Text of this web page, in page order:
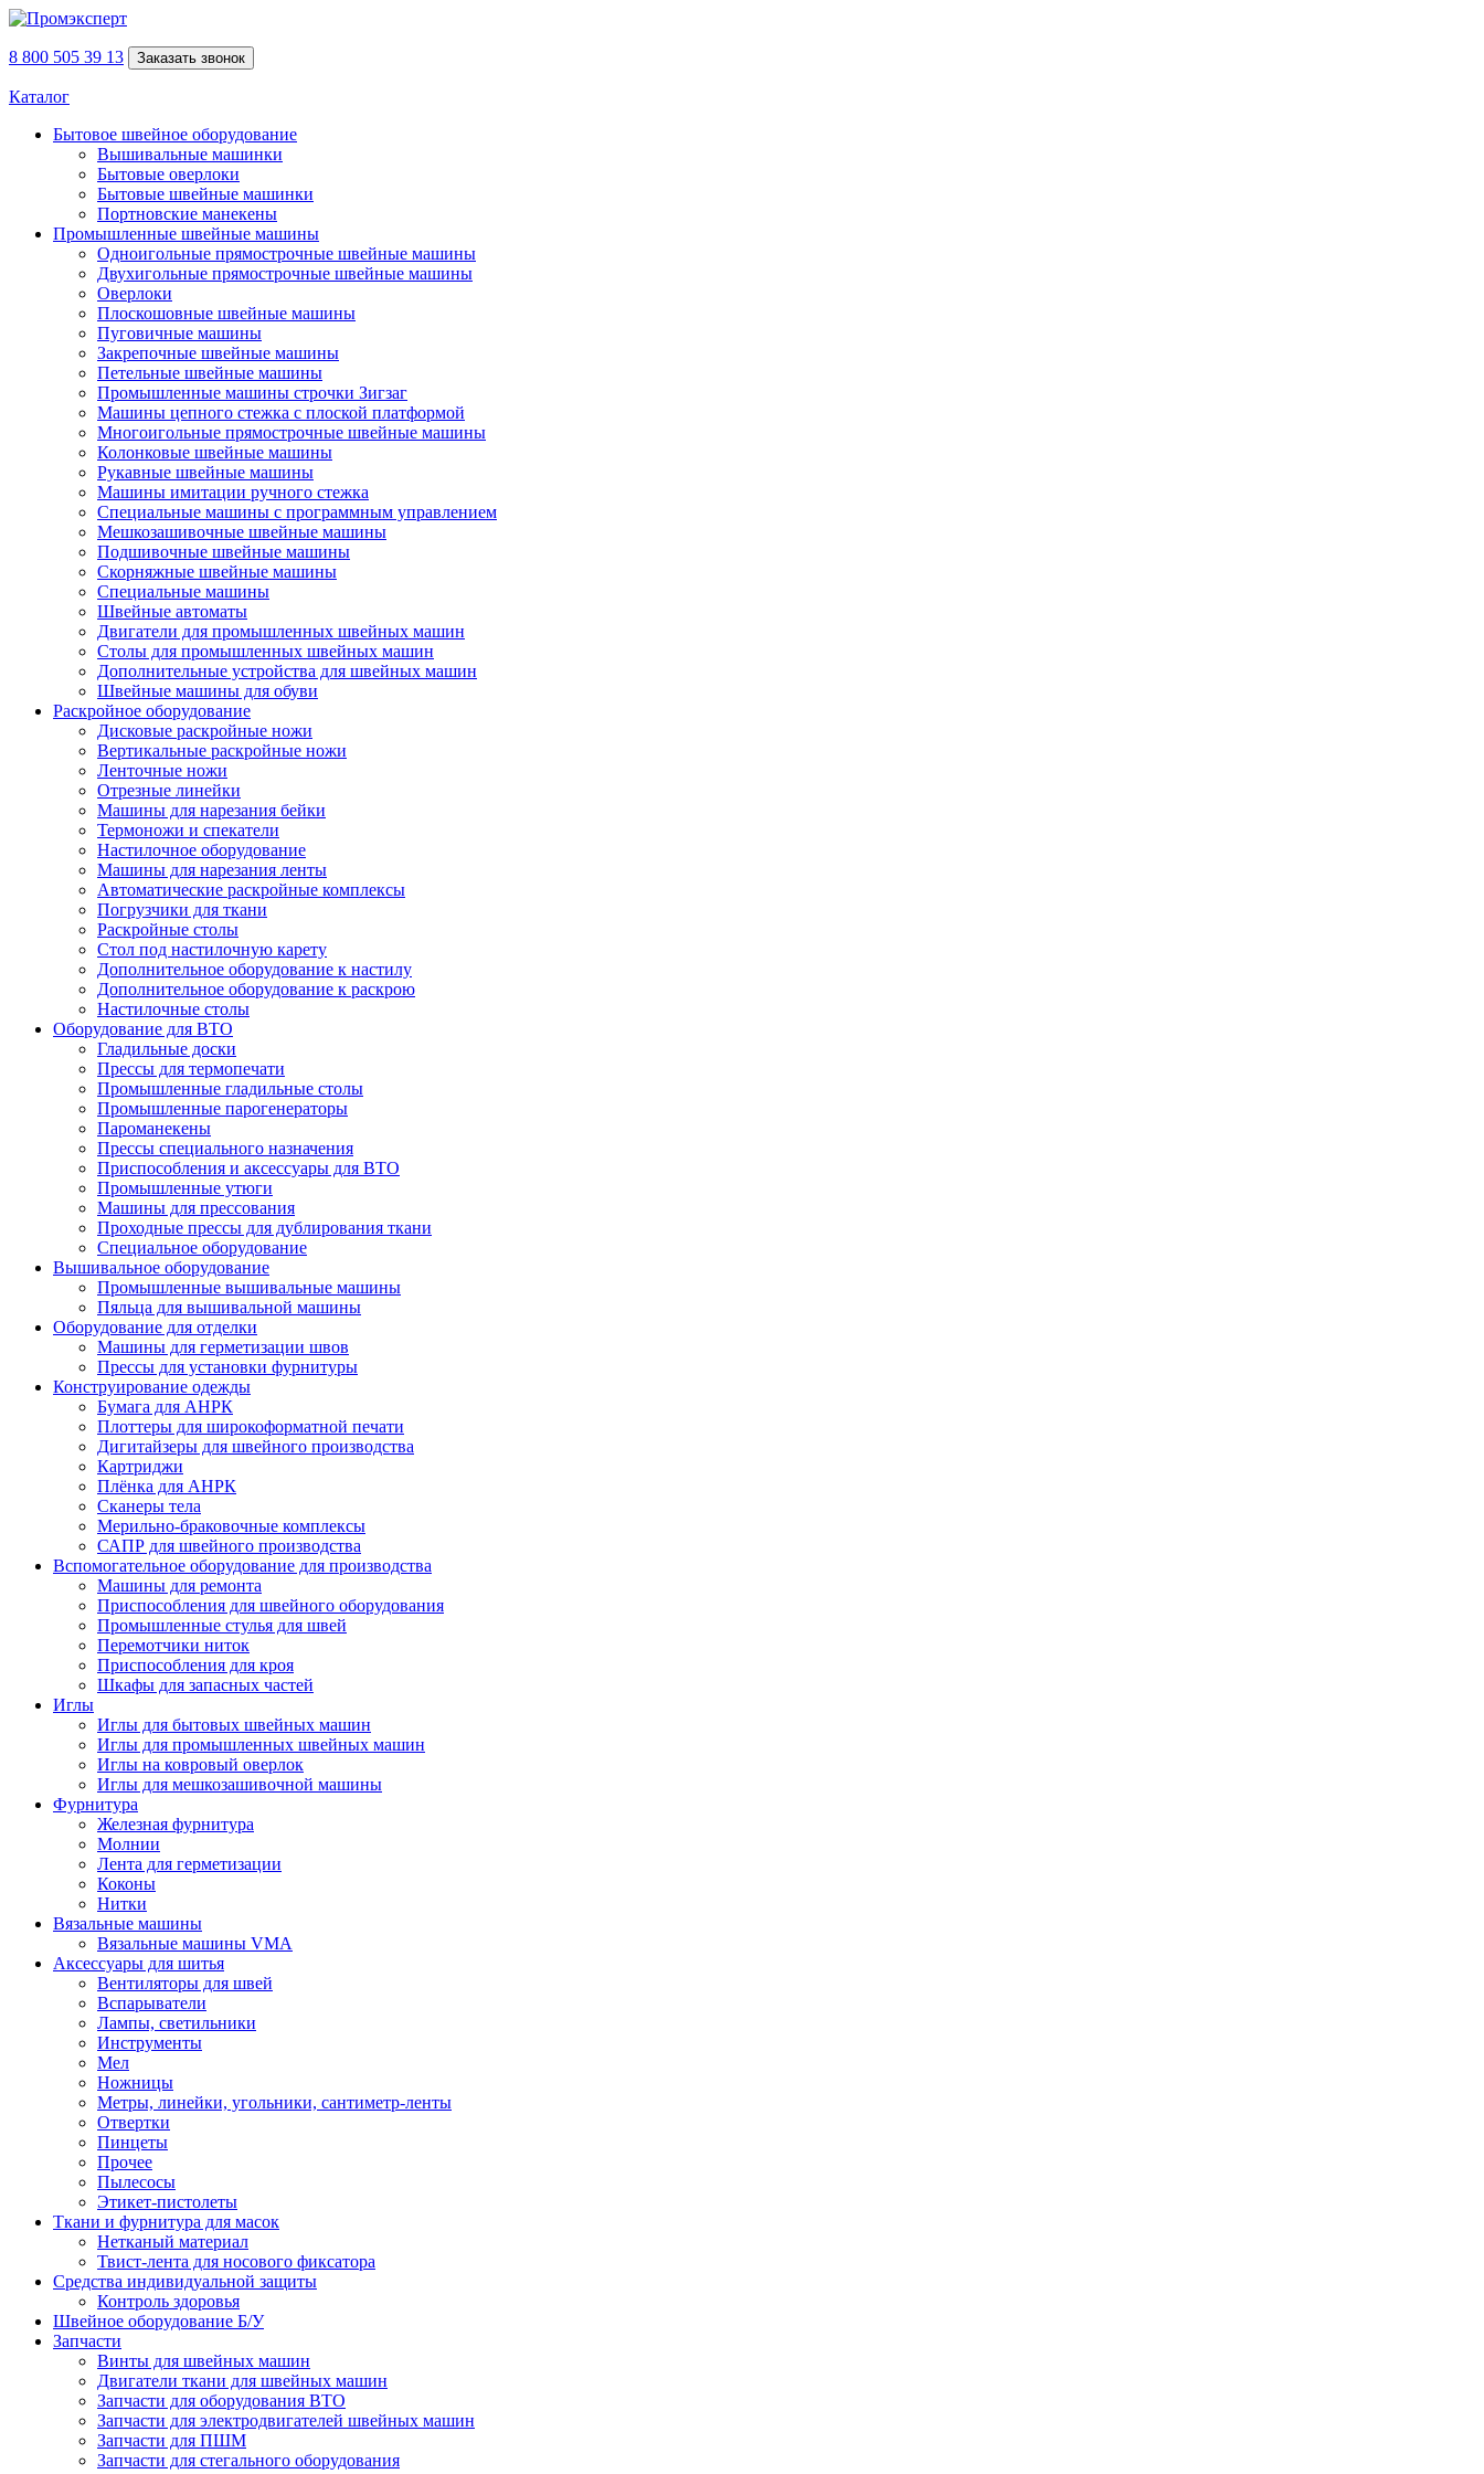
8 800 505 39 13 Заказать звонок
Каталог
Бытовое швейное оборудование
Вышивальные машинки
Бытовые оверлоки
Бытовые швейные машинки
Портновские манекены
Промышленные швейные машины
Одноигольные прямострочные швейные машины
Двухигольные прямострочные швейные машины
Оверлоки
Плоскошовные швейные машины
Пуговичные машины
Закрепочные швейные машины
Петельные швейные машины
Промышленные машины строчки Зигзаг
Машины цепного стежка с плоской платформой
Многоигольные прямострочные швейные машины
Колонковые швейные машины
Рукавные швейные машины
Машины имитации ручного стежка
Специальные машины с программным управлением
Мешкозашивочные швейные машины
Подшивочные швейные машины
Скорняжные швейные машины
Специальные машины
Швейные автоматы
Двигатели для промышленных швейных машин
Столы для промышленных швейных машин
Дополнительные устройства для швейных машин
Швейные машины для обуви
Раскройное оборудование
Дисковые раскройные ножи
Вертикальные раскройные ножи
Ленточные ножи
Отрезные линейки
Машины для нарезания бейки
Термоножи и спекатели
Настилочное оборудование
Машины для нарезания ленты
Автоматические раскройные комплексы
Погрузчики для ткани
Раскройные столы
Стол под настилочную карету
Дополнительное оборудование к настилу
Дополнительное оборудование к раскрою
Настилочные столы
Оборудование для ВТО
Гладильные доски
Прессы для термопечати
Промышленные гладильные столы
Промышленные парогенераторы
Пароманекены
Прессы специального назначения
Приспособления и аксессуары для ВТО
Промышленные утюги
Машины для прессования
Проходные прессы для дублирования ткани
Специальное оборудование
Вышивальное оборудование
Промышленные вышивальные машины
Пяльца для вышивальной машины
Оборудование для отделки
Машины для герметизации швов
Прессы для установки фурнитуры
Конструирование одежды
Бумага для АНРК
Плоттеры для широкоформатной печати
Дигитайзеры для швейного производства
Картриджи
Плёнка для АНРК
Сканеры тела
Мерильно-браковочные комплексы
САПР для швейного производства
Вспомогательное оборудование для производства
Машины для ремонта
Приспособления для швейного оборудования
Промышленные стулья для швей
Перемотчики ниток
Приспособления для кроя
Шкафы для запасных частей
Иглы
Иглы для бытовых швейных машин
Иглы для промышленных швейных машин
Иглы на ковровый оверлок
Иглы для мешкозашивочной машины
Фурнитура
Железная фурнитура
Молнии
Лента для герметизации
Коконы
Нитки
Вязальные машины
Вязальные машины VMA
Аксессуары для шитья
Вентиляторы для швей
Вспарыватели
Лампы, светильники
Инструменты
Мел
Ножницы
Метры, линейки, угольники, сантиметр-ленты
Отвертки
Пинцеты
Прочее
Пылесосы
Этикет-пистолеты
Ткани и фурнитура для масок
Нетканый материал
Твист-лента для носового фиксатора
Средства индивидуальной защиты
Контроль здоровья
Швейное оборудование Б/У
Запчасти
Винты для швейных машин
Двигатели ткани для швейных машин
Запчасти для оборудования ВТО
Запчасти для электродвигателей швейных машин
Запчасти для ПШМ
Запчасти для стегального оборудования